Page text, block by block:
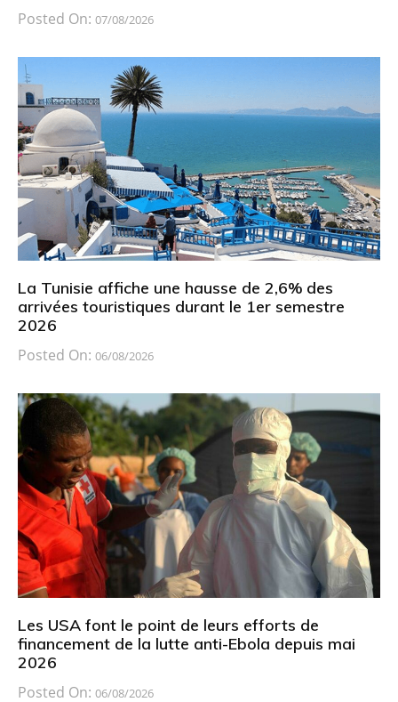
Posted On: 07/08/2026
La Tunisie affiche une hausse de 2,6% des
arrivées touristiques durant le 1er semestre
2026
Posted On: 06/08/2026
Les USA font le point de leurs efforts de
financement de la lutte anti-Ebola depuis mai
2026
Posted On: 06/08/2026